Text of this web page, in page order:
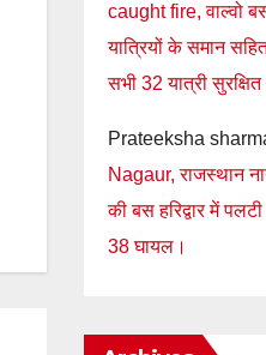
caught fire, वाल्वो
यात्रियों के समान
सभी 32 यात्री
Prateeksha
Nagaur, राजस्थान
की बस हरिद्वार में
38 घायल।